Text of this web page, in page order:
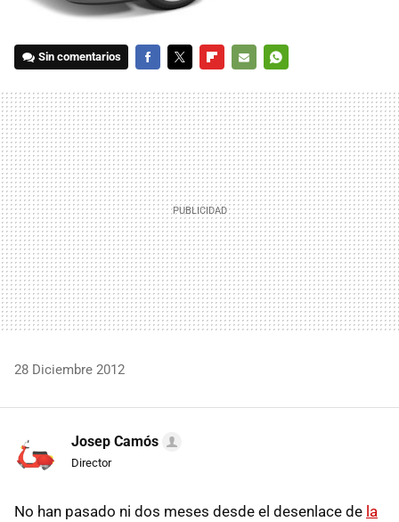
Sin comentarios
MAIL
28 Diciembre 2012
Josep Camós
Director
No han pasado ni dos meses desde el desenlace de la